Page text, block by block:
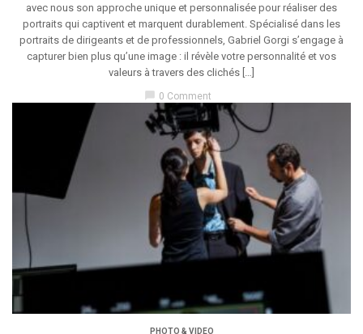
avec nous son approche unique et personnalisée pour réaliser des
portraits qui captivent et marquent durablement. Spécialisé dans les
portraits de dirigeants et de professionnels, Gabriel Gorgi s’engage à
capturer bien plus qu’une image : il révèle votre personnalité et vos
valeurs à travers des clichés […]
0 Comment
PHOTO & VIDEO